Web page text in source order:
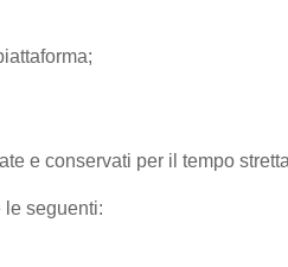
e conservati per il tempo
seguenti: